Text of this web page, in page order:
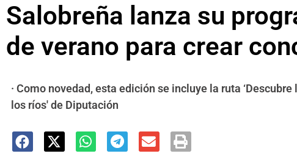
Salobreña lanza su
de verano para crear
· Como novedad, esta edición se incluye la ruta
los ríos' de Diputación